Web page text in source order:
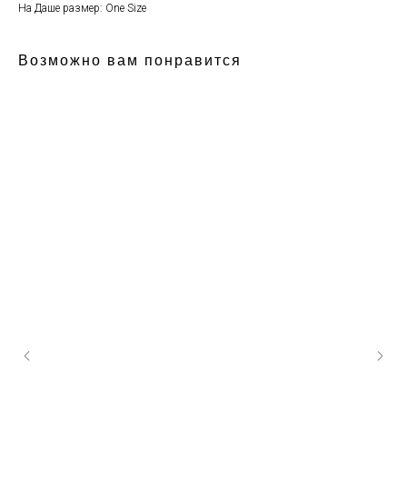
На Даше размер: One Size
Возможно вам понравится